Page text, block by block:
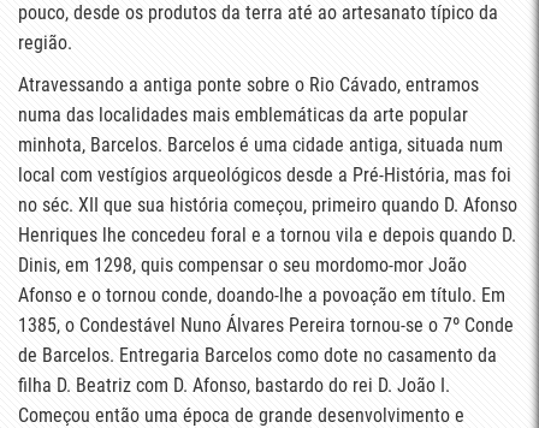
pouco, desde os produtos da terra até ao artesanato típico da
região.
Atravessando a antiga ponte sobre o Rio Cávado, entramos
numa das localidades mais emblemáticas da arte popular
minhota, Barcelos. Barcelos é uma cidade antiga, situada num
local com vestígios arqueológicos desde a Pré-História, mas foi
no séc. XII que sua história começou, primeiro quando D. Afonso
Henriques lhe concedeu foral e a tornou vila e depois quando D.
Dinis, em 1298, quis compensar o seu mordomo-mor João
Afonso e o tornou conde, doando-lhe a povoação em título. Em
1385, o Condestável Nuno Álvares Pereira tornou-se o 7º Conde
de Barcelos. Entregaria Barcelos como dote no casamento da
filha D. Beatriz com D. Afonso, bastardo do rei D. João I.
Começou então uma época de grande desenvolvimento e